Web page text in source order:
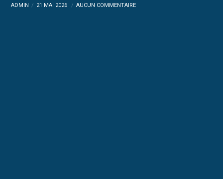
ADMIN 21 MAI 2026 AUCUN COMMENTAIRE